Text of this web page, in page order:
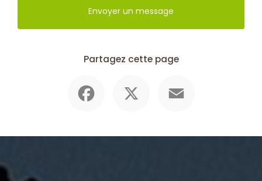
Envoyer un message
Partagez cette page